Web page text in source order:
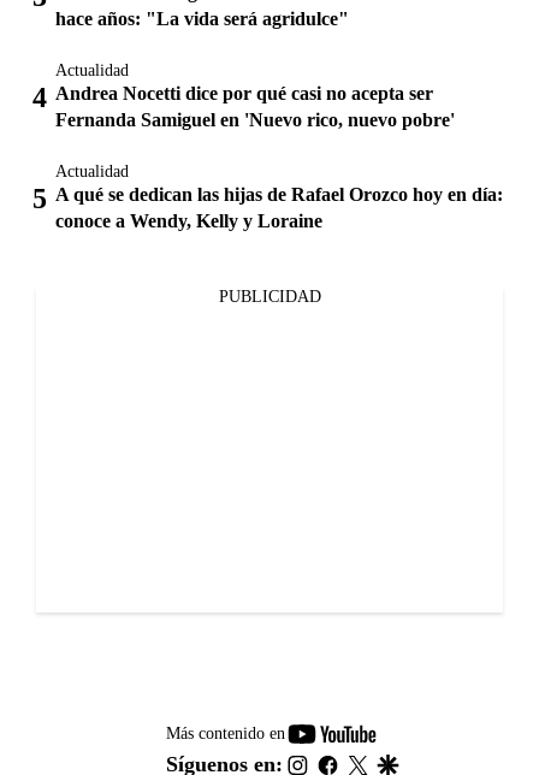
hace años: "La vida será agridulce"
Actualidad
Andrea Nocetti dice por qué casi no acepta ser
Fernanda Samiguel en 'Nuevo rico, nuevo pobre'
Actualidad
A qué se dedican las hijas de Rafael Orozco hoy en día:
conoce a Wendy, Kelly y Loraine
PUBLICIDAD
Más contenido en
youtube-
footer
Síguenos en: instagram
facebook
twitter